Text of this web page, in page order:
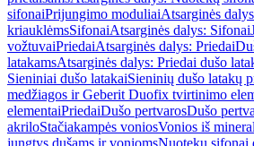
sifonaiPrijungimo moduliaiAtsarginės
kriauklėmsSifonaiAtsarginės dalys: Sifonai
vožtuvaiPriedaiAtsarginės dalys: Priedai
latakamsAtsarginės dalys: Priedai dušo
Sieniniai dušo latakaiSieninių dušo latakų
medžiagos ir Geberit Duofix tvirtinimo
elementaiPriedaiDušo pertvarosDušo
akriloStačiakampės voniosVonios iš
jungtys dušams ir voniomsNuotekų sifonai